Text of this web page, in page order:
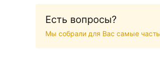
Есть вопросы?
Мы собрали для Вас самые